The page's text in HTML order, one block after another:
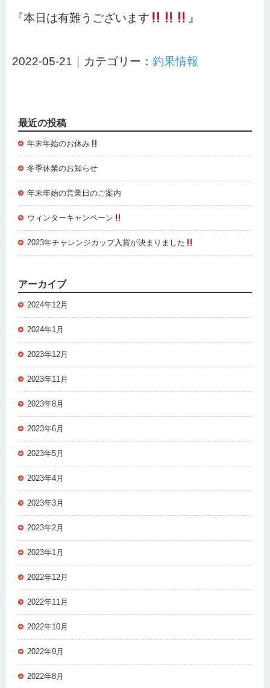
『本日は有難うございます 』
2022-05-21｜カテゴリー： 釣果情報
最近の投稿
年末年始のお休み
冬季休業のお知らせ
年末年始の営業日のご案内
ウィンターキャンペーン
2023年チャレンジカップ入賞が決まりました
アーカイブ
2024年12月
2024年1月
2023年12月
2023年11月
2023年8月
2023年6月
2023年5月
2023年4月
2023年3月
2023年2月
2023年1月
2022年12月
2022年11月
2022年10月
2022年9月
2022年8月